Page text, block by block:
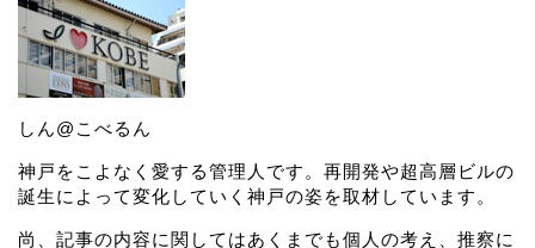
しん@こべるん
神戸をこよなく愛する管理人です。再開発や超高層ビルの
誕生によって変化していく神戸の姿を取材しています。
尚、記事の内容に関してはあくまでも個人の考え、推察に